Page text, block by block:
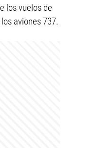
los vuelos de
aviones 737.